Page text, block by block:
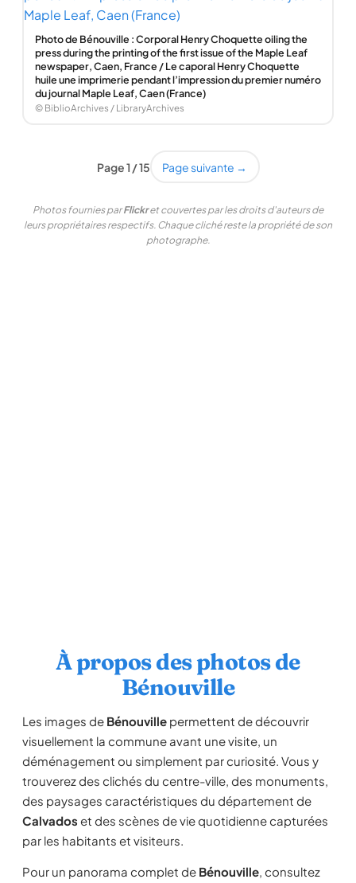
Photo de Bénouville : Corporal Henry Choquette oiling the
press during the printing of the first issue of the Maple Leaf
newspaper, Caen, France / Le caporal Henry Choquette
huile une imprimerie pendant l’impression du premier numéro
du journal Maple Leaf, Caen (France)
© BiblioArchives / LibraryArchives
Page 1 / 15 Page suivante →
Photos fournies parFlickret couvertes par les droits d'auteurs de
leurs propriétaires respectifs. Chaque cliché reste la propriété de son
photographe.
À propos des photos de
Bénouville
Les images de Bénouville permettent de découvrir
visuellement la commune avant une visite, un
déménagement ou simplement par curiosité. Vous y
trouverez des clichés du centre-ville, des monuments,
des paysages caractéristiques du département de
Calvados et des scènes de vie quotidienne capturées
par les habitants et visiteurs.
Pour un panorama complet de Bénouville, consultez